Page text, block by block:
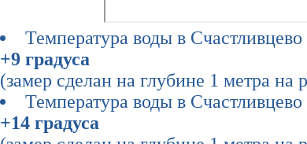
Температура воды в
+9 градуса
(замер сделан на глубине 1 метра на
Температура воды в
+14 градуса